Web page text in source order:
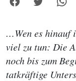
…Wen es hinauf
viel zu tun: Die
noch bis zum
tatkräftige